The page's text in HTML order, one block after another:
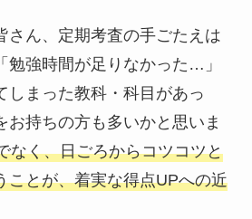
さん、定期考査の手ごたえは
勉強時間が足りなかった…」
しまった教科・科目があっ
持ちの方も多いかと思いま
なく、日ごろからコツコツと
ことが、着実な得点UPへの近